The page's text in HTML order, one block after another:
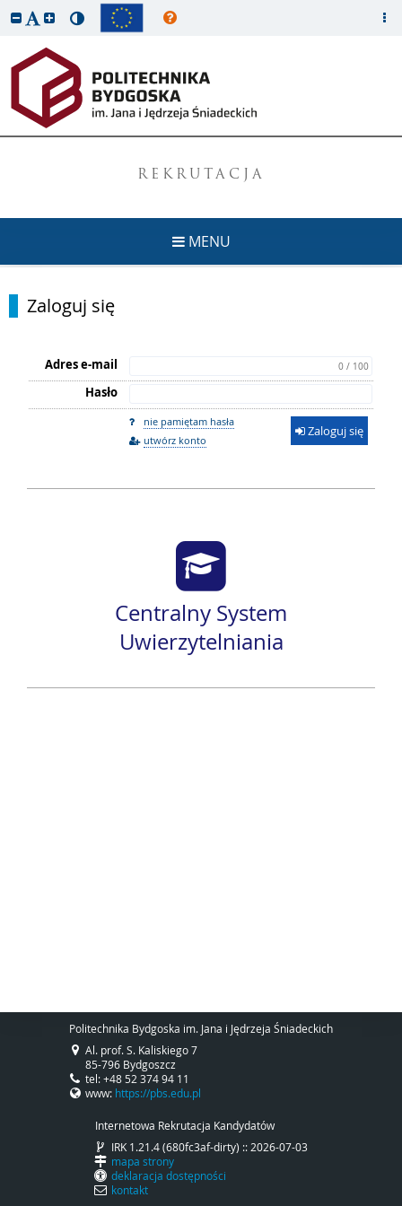
REKRUTACJA
MENU
Zaloguj się
Adres e-mail 0 / 100
Hasło
nie pamiętam hasła
utwórz konto
Zaloguj się
Centralny System
Uwierzytelniania
Politechnika Bydgoska im. Jana i Jędrzeja Śniadeckich
Al. prof. S. Kaliskiego 7
85-796 Bydgoszcz
tel: +48 52 374 94 11
www: https://pbs.edu.pl
Internetowa Rekrutacja Kandydatów
IRK 1.21.4 (680fc3af-dirty) :: 2026-07-03
mapa strony
deklaracja dostępności
kontakt